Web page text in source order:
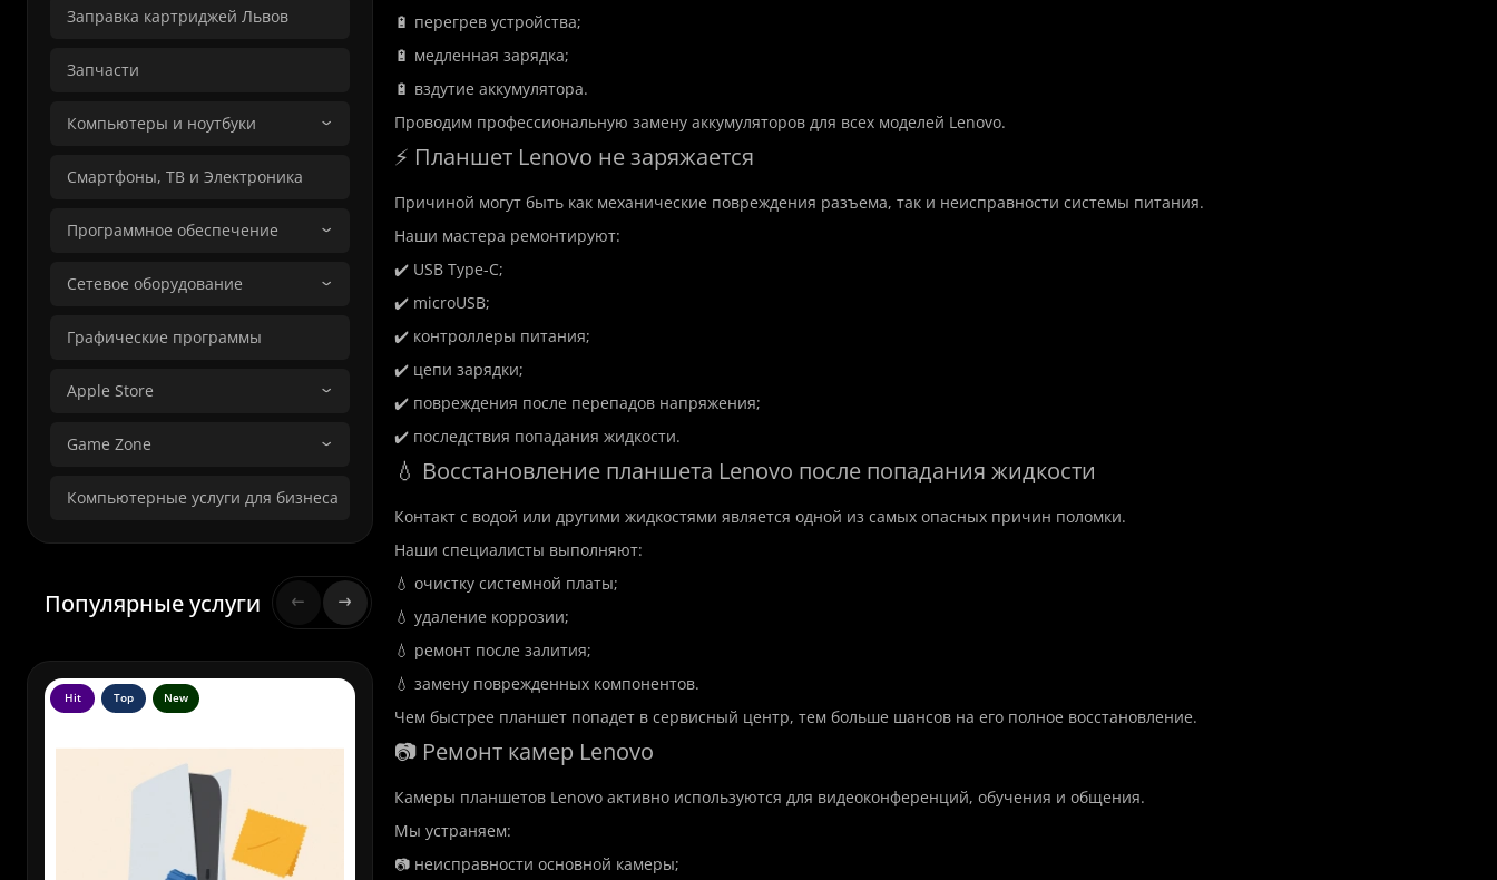
Заправка картриджей Львов
Запчасти
Компьютеры и ноутбуки
Смартфоны, ТВ и Электроника
Программное обеспечение
Сетевое оборудование
Графические программы
Apple Store
Game Zone
Компьютерные услуги для бизнеса
Популярные услуги
Hit Top New New
🔋 перегрев устройства;
🔋 медленная зарядка;
🔋 вздутие аккумулятора.
Проводим профессиональную замену аккумуляторов для всех моделей Lenovo.
⚡ Планшет Lenovo не заряжается
Причиной могут быть как механические повреждения разъема, так и неисправности системы питания.
Наши мастера ремонтируют:
✔️ USB Type-C;
✔️ microUSB;
✔️ контроллеры питания;
✔️ цепи зарядки;
✔️ повреждения после перепадов напряжения;
✔️ последствия попадания жидкости.
💧 Восстановление планшета Lenovo после попадания жидкости
Контакт с водой или другими жидкостями является одной из самых опасных причин поломки.
Наши специалисты выполняют:
💧 очистку системной платы;
💧 удаление коррозии;
💧 ремонт после залития;
💧 замену поврежденных компонентов.
Чем быстрее планшет попадет в сервисный центр, тем больше шансов на его полное восстановление.
📷 Ремонт камер Lenovo
Камеры планшетов Lenovo активно используются для видеоконференций, обучения и общения.
Мы устраняем:
📷 неисправности основной камеры;